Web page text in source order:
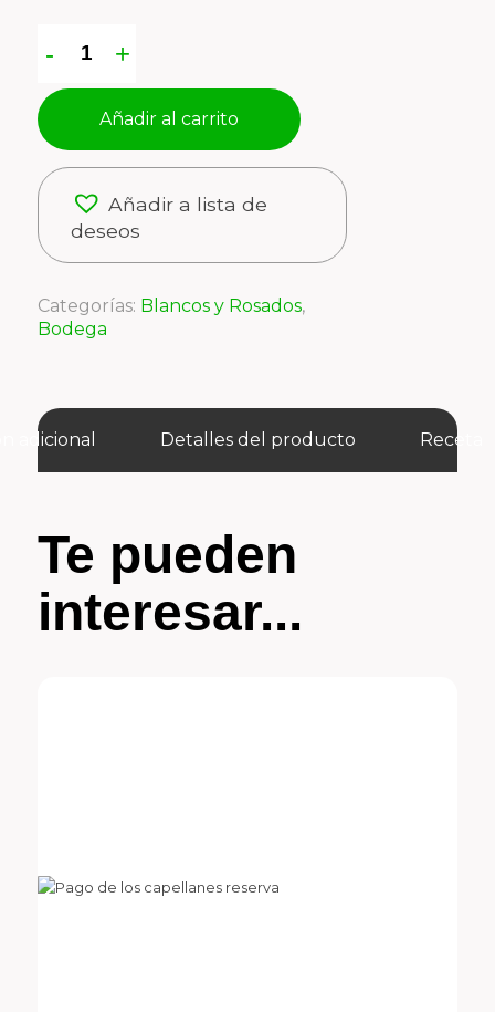
Añadir al carrito
Añadir a lista de
deseos
Categorías: Blancos y Rosados,
Bodega
adicional Detalles del producto Receta
Te pueden
interesar...